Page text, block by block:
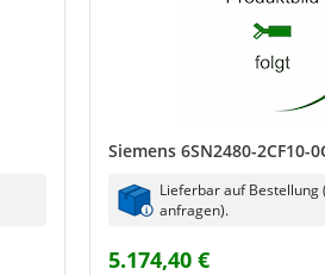
Siemens 6SN2480-2CF10-
Lieferbar auf Bestellung
anfragen).
5.174,40 €